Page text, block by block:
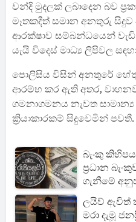
වන්දි මුදලක් ලබාදෙන බව
මෑතකදීත් සමාන අනතුරු
ආරක්ෂාව සම්බන්ධයෙන්
යැයි විදෙස් මාධ්‍ය ලිපිවල
පොලිසිය විසින් අනතුරේ
ආරම්භ කර ඇති අතර,
ගමනාගමනය නැවත
ක්‍රියාකාරකම් සිදුවෙමින් පවතී.
බැංකු
ප්‍රධාන
ගැනීමේ
ලයිව් ඇවිත්
මරා දැමූ